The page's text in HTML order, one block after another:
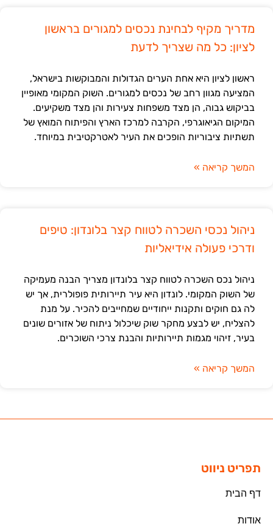
מדריך מקיף לבחינת נכסים למגורים בראשון
לציון: כל מה שצריך לדעת
ראשון לציון היא אחת הערים הגדולות והמבוקשות בישראל,
המציעה מגוון רחב של נכסים למגורים. השוק המקומי מאופיין
בביקוש גבוה, הן מצד משפחות צעירות והן מצד משקיעים.
המיקום הגיאוגרפי, הקרבה למרכז הארץ והפיתוח המואץ של
תשתיות ציבוריות הופכים את העיר לאטרקטיבית במיוחד.
המשך קריאה »
ניהול נכסי השכרה לטווח קצר בלונדון: טיפים
ודרכי פעולה אידיאליות
ניהול נכס השכרה לטווח קצר בלונדון מצריך הבנה מעמיקה
של השוק המקומי. לונדון היא עיר תיירותית פופולרית, אך יש
לה גם חוקים ותקנות ייחודיים שמחייבים להכיר. על מנת
להצליח, יש לבצע מחקר שוק שיכלול ניתוח של אזורים שונים
בעיר, זיהוי מגמות תיירותיות והבנת צרכי השוכרים.
המשך קריאה »
תפריט ניווט
דף הבית
אודות